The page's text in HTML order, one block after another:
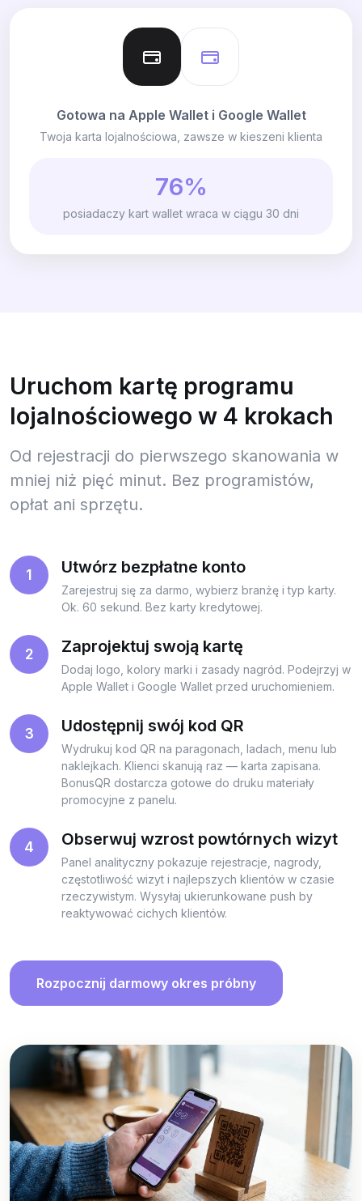
Gotowa na Apple Wallet i Google Wallet
Twoja karta lojalnościowa, zawsze w kieszeni klienta
76%
posiadaczy kart wallet wraca w ciągu 30 dni
Uruchom kartę programu
lojalnościowego w 4 krokach
Od rejestracji do pierwszego skanowania w
mniej niż pięć minut. Bez programistów,
opłat ani sprzętu.
1 Utwórz bezpłatne konto
Zarejestruj się za darmo, wybierz branżę i typ karty.
Ok. 60 sekund. Bez karty kredytowej.
2 Zaprojektuj swoją kartę
Dodaj logo, kolory marki i zasady nagród. Podejrzyj w
Apple Wallet i Google Wallet przed uruchomieniem.
3 Udostępnij swój kod QR
Wydrukuj kod QR na paragonach, ladach, menu lub
naklejkach. Klienci skanują raz — karta zapisana.
BonusQR dostarcza gotowe do druku materiały
promocyjne z panelu.
4 Obserwuj wzrost powtórnych wizyt
Panel analityczny pokazuje rejestracje, nagrody,
częstotliwość wizyt i najlepszych klientów w czasie
rzeczywistym. Wysyłaj ukierunkowane push by
reaktywować cichych klientów.
Rozpocznij darmowy okres próbny